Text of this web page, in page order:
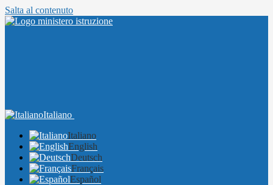
Salta al contenuto
Italiano
Italiano
English
Deutsch
Français
Español